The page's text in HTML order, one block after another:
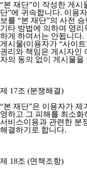
“본 재단”이 작성한 게시
단”에 귀속합니다. 이용
보를 “본 재단”의 사전
기타 방법에 의하여 영
하게 하여서는 안됩니다.
게시물(이용자가 “사이
권리와 책임은 게시자인
자의 동의 없이 게시물
제 17조 (분쟁해결)
“본 재단”은 이용자가
영하고 그 피해를 최소
서비스이용과 관련한 분
해결하기로 합니다.
제 18조 (면책조항)